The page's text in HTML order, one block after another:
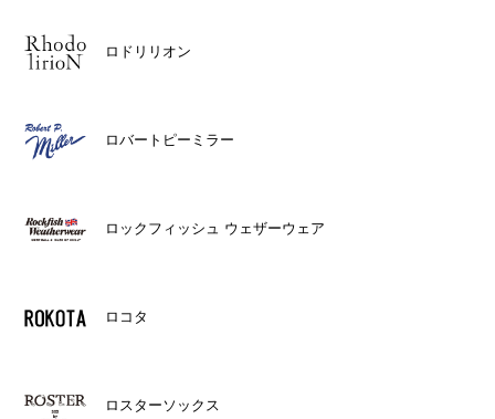
ロドリリオン
ロバートピーミラー
ロックフィッシュ ウェザーウェア
ロコタ
ロスターソックス